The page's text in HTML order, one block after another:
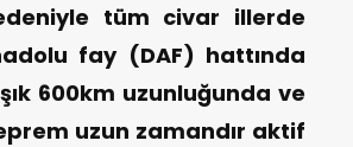
tüm civar illerde
fay (DAF) hattında
600km uzunluğunda ve
uzun zamandır aktif